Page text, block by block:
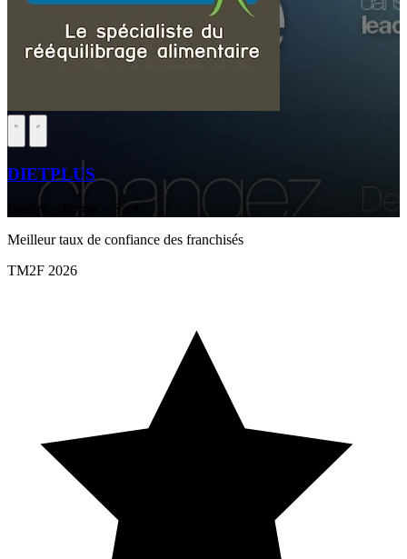
DIETPLUS
Beauté – Forme – Santé
Meilleur taux de confiance des franchisés
TM2F 2026